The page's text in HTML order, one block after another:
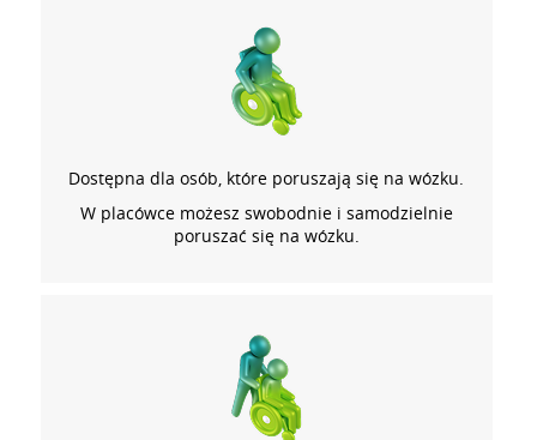
Dostępna dla osób, które poruszają się na wózku.
W placówce możesz swobodnie i samodzielnie
poruszać się na wózku.